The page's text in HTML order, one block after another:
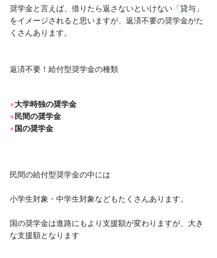
奨学金と言えば、借りたら返さないといけない「貸与」
をイメージされると思いますが、返済不要の奨学金がた
くさんあります。
返済不要！給付型奨学金の種類
●大学時独の奨学金
● 民間の奨学金
● 国の奨学金
民間の給付型奨学金の中には
小学生対象・中学生対象などもたくさんあります。
国の奨学金は進路にもより支援額が変わりますが、大き
な支援額となります